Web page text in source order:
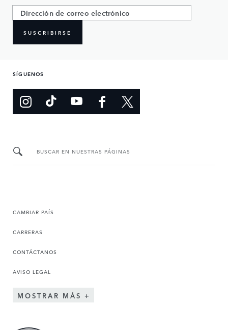
SUSCRIBIRSE
SÍGUENOS
BUSCAR EN NUESTRAS PÁGINAS
CAMBIAR PAÍS
CARRERAS
CONTÁCTANOS
AVISO LEGAL
MOSTRAR MÁS